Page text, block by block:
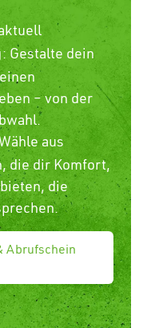
Gestalte dein
– von der
aus
die dir Komfort,
die
Abrufschein